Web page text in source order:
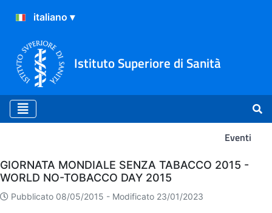
Istituto Superiore di Sanità
Eventi
Eventi
GIORNATA MONDIALE SENZA TABACCO 2015 -
WORLD NO-TOBACCO DAY 2015
Pubblicato 08/05/2015 - Modificato 23/01/2023